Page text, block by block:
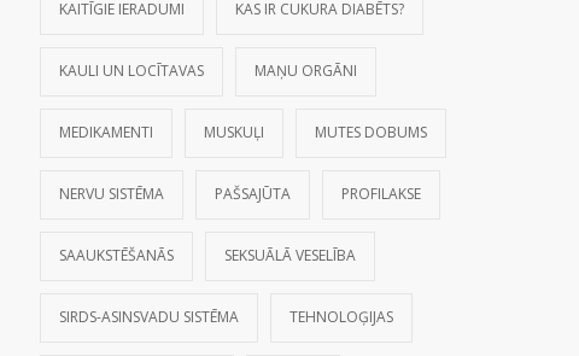
KAITĪGIE IERADUMI KAS IR CUKURA DIABĒTS?
KAULI UN LOCĪTAVAS MAŅU ORGĀNI
MEDIKAMENTI MUSKUĻI MUTES DOBUMS
NERVU SISTĒMA PAŠSAJŪTA PROFILAKSE
SAAUKSTĒŠANĀS SEKSUĀLĀ VESELĪBA
SIRDS-ASINSVADU SISTĒMA TEHNOLOĢIJAS